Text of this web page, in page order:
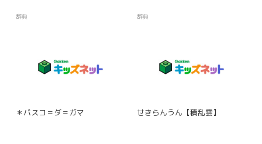
辞典 辞典
＊バスコ＝ダ＝ガマ せきらんうん【積乱雲】